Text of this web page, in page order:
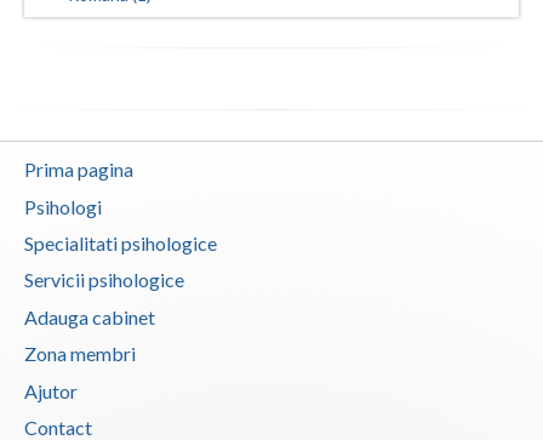
Prima pagina
Psihologi
Specialitati psihologice
Servicii psihologice
Adauga cabinet
Zona membri
Ajutor
Contact